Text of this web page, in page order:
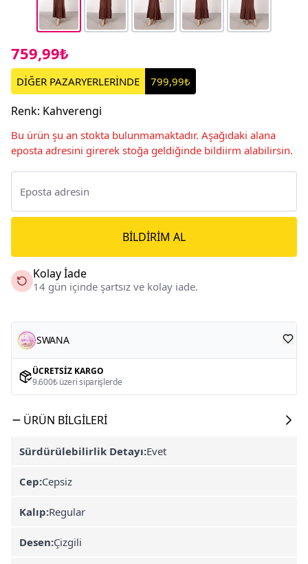
759,99₺
DİĞER PAZARYERLERİNDE 799,99₺
Renk: Kahverengi
Bu ürün şu an stokta bulunmamaktadır. Aşağıdaki alana
eposta adresini girerek stoğa geldiğinde bildiirm alabilirsin.
BILDIRIM AL
Kolay İade
14 gün içinde şartsız ve kolay iade.
SWANA
ÜCRETSIZ KARGO
9.600₺ üzeri siparişlerde
ÜRÜN BILGILERI
Sürdürülebilirlik Detayı:Evet
Cep:Cepsiz
Kalıp:Regular
Desen:Çizgili